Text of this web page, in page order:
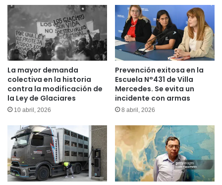
La mayor demanda
colectiva en la historia
contra la modificación de
la Ley de Glaciares
10 abril, 2026
Prevención exitosa en la
Escuela N°431 de Villa
Mercedes. Se evita un
incidente con armas
8 abril, 2026